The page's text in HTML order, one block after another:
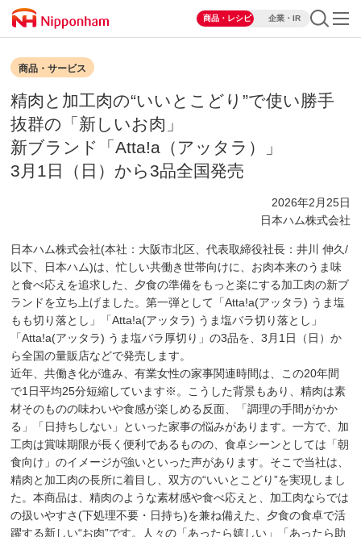
商品・レシピ 企業・IR
商品・サービス
精肉と加工肉の“いいとこどり”で使い勝手
抜群の「新しいお肉」
新ブランド「Atta!a（アッタラ）」
3月1日（日）から3品全国発売
2026年2月25日
日本ハム株式会社
日本ハム株式会社(本社：大阪市北区、代表取締役社長：井川 伸久/
以下、日本ハム)は、忙しい共働き世帯向けに、お肉本来のうま味
と食べ応えを追求した、夕食の準備をもっと楽にする加工肉の新ブ
ランドを立ち上げました。第一弾として「Atta!a(アッタラ) うま塩
もも切り落とし」「Atta!a(アッタラ) うま塩バラ切り落とし」
「Atta!a(アッタラ) うま塩バラ厚切り」の3品を、3月1日（日）か
ら全国の量販店などで発売します。
近年、共働き化が進み、有業女性の家事関連時間は、この20年間
で1日平均25分短縮しています※。こうした背景もあり、精肉は素
材そのものの味わいや食感が楽しめる反面、「調理の手間がかか
る」「日持ちしない」といった家事の悩みがあります。一方で、加
工肉は賞味期限が長く便利であるものの、食卓シーンとしては「朝
食向け」のイメージが強いといった声があります。そこで当社は、
精肉と加工肉の長所に着目し、双方の“いいとこどり”を実現しまし
た。本商品は、精肉のような素材感や食べ応えと、加工肉ならでは
の扱いやすさ(下処理不要・日持ち)を兼ね備えた、夕食の食卓で活
躍する新しい“お肉”です。人々の「あったら嬉しい」「あったら助